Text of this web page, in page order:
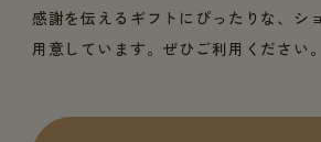
感謝を伝えるギフトにぴったりな、シ
用意しています。ぜひご利用ください。